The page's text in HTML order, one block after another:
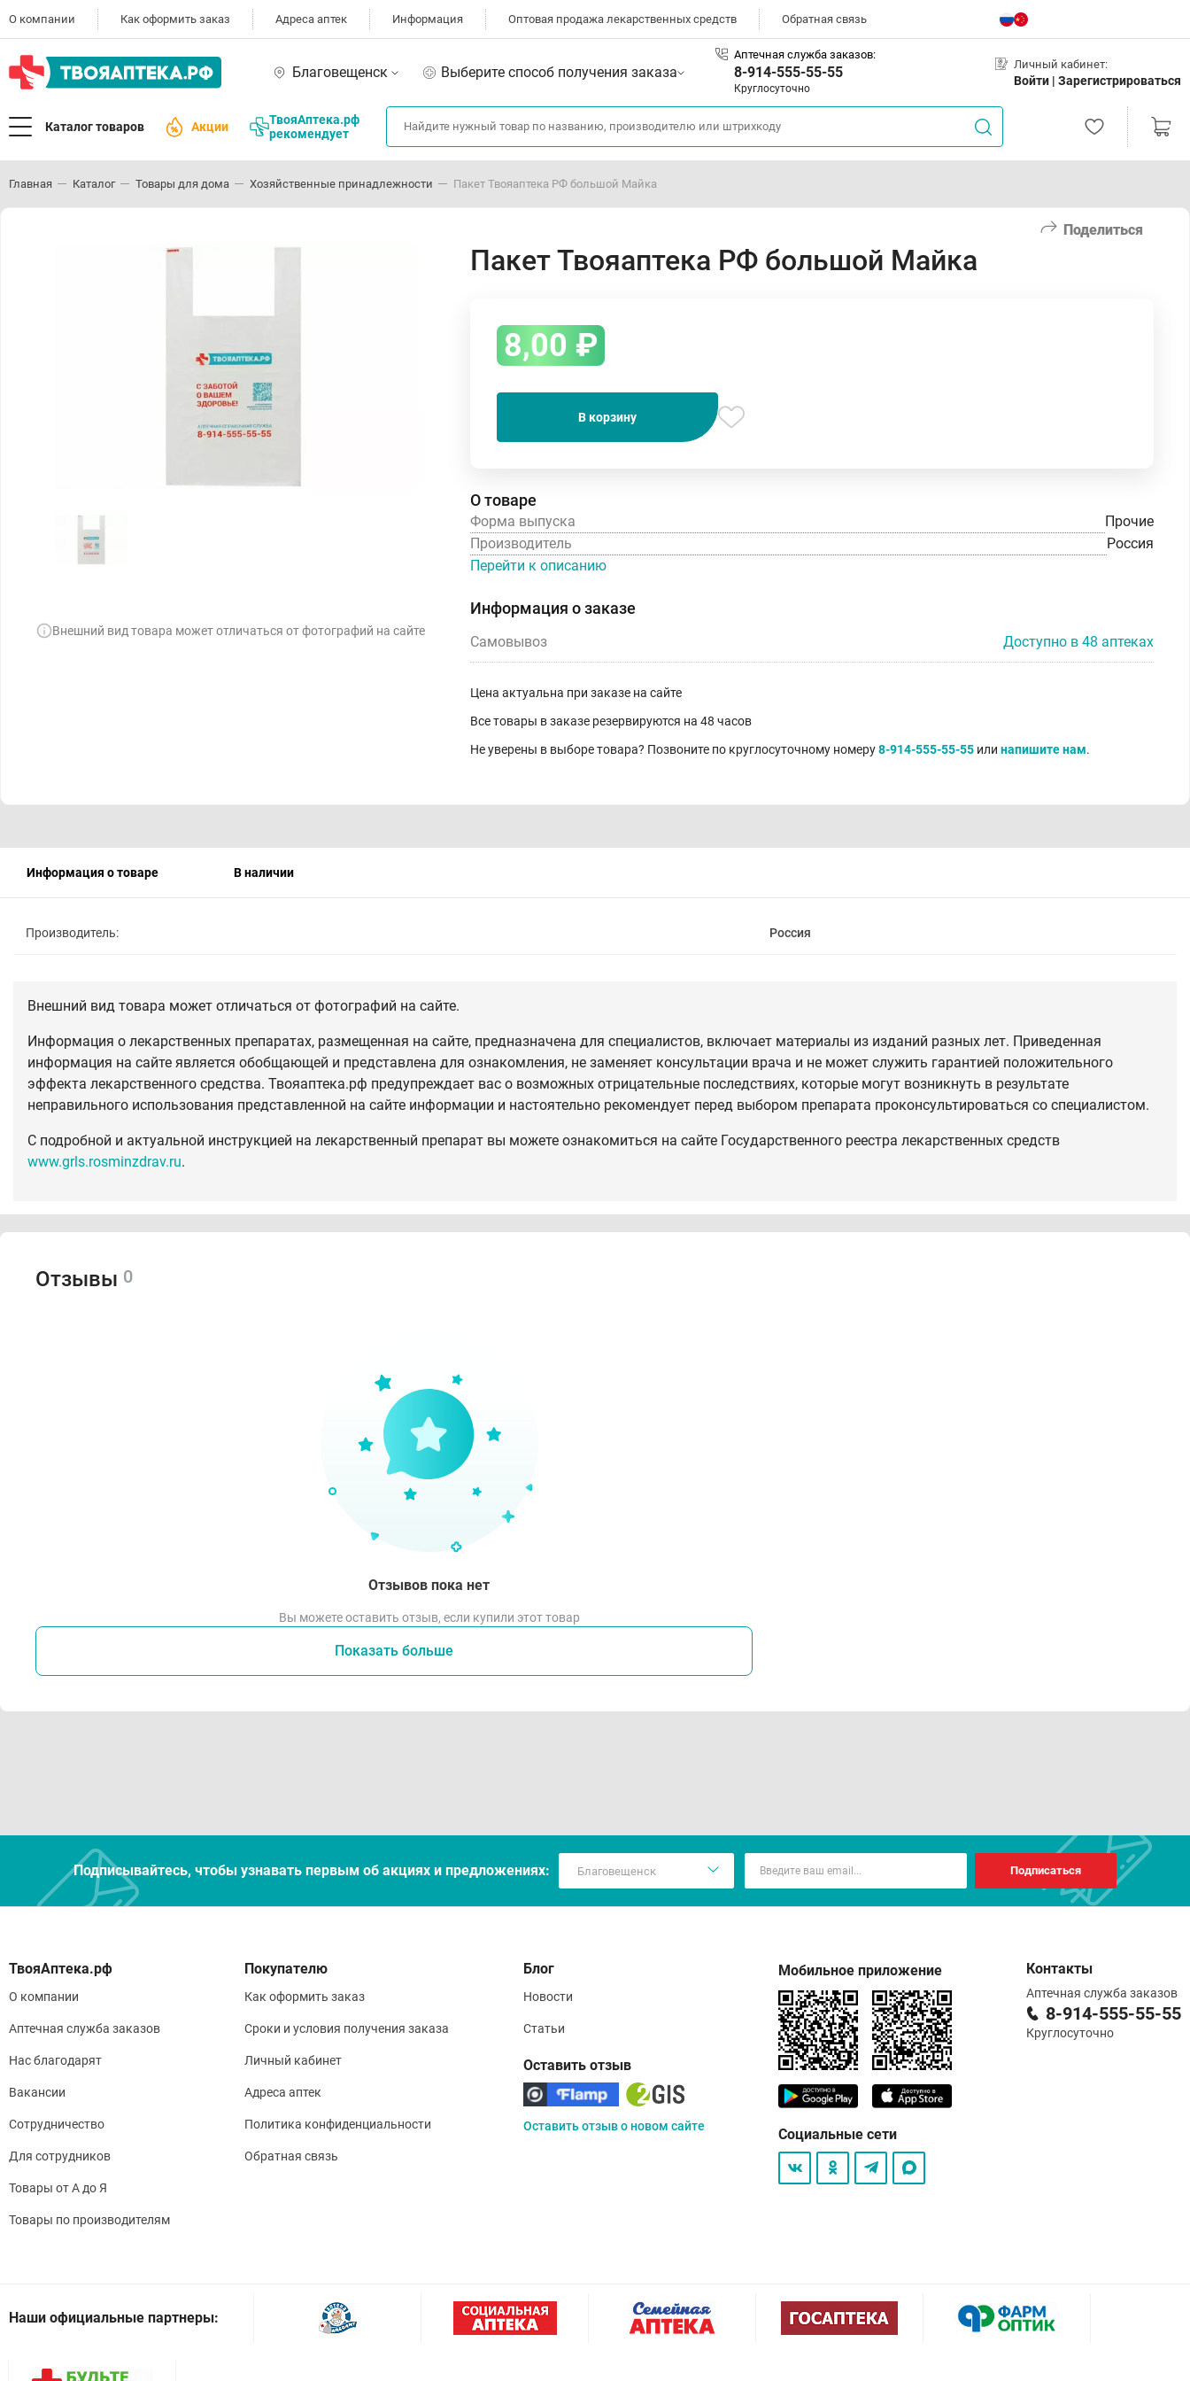
О компании Как оформить заказ Адреса аптек Информация Оптовая продажа лекарственных средств Обратная связь
Благовещенск Выберите способ получения заказа
Аптечная служба заказов:
8-914-555-55-55
Круглосуточно
Личный кабинет:
Войти | Зарегистрироваться
Каталог товаров Акции
ТвояАптека.рф
рекомендует
Главная Каталог Товары для дома Хозяйственные принадлежности Пакет Твояаптека РФ большой Майка
Поделиться
Внешний вид товара может отличаться от фотографий на сайте
Пакет Твояаптека РФ большой Майка
8,00 ₽
В корзину
О товаре
Форма выпуска
Прочие
Производитель
Россия
Перейти к описанию
Информация о заказе
Самовывоз Доступно в 48 аптеках
Цена актуальна при заказе на сайте
Все товары в заказе резервируются на 48 часов
Не уверены в выборе товара? Позвоните по круглосуточному номеру8-914-555-55-55 или напишите нам.
Информация о товаре В наличии
Производитель: Россия
Внешний вид товара может отличаться от фотографий на сайте.
Информация о лекарственных препаратах, размещенная на сайте, предназначена для специалистов, включает материалы из изданий разных лет. Приведенная
информация на сайте является обобщающей и представлена для ознакомления, не заменяет консультации врача и не может служить гарантией положительного
эффекта лекарственного средства. Твояаптека.рф предупреждает вас о возможных отрицательные последствиях, которые могут возникнуть в результате
неправильного использования представленной на сайте информации и настоятельно рекомендует перед выбором препарата проконсультироваться со специалистом.
С подробной и актуальной инструкцией на лекарственный препарат вы можете ознакомиться на сайте Государственного реестра лекарственных средств
www.grls.rosminzdrav.ru.
Отзывы 0
Отзывов пока нет
Вы можете оставить отзыв, если купили этот товар
Показать больше
Подписывайтесь, чтобы узнавать первым об акцияx и предложениях: Подписаться
О компании
Аптечная служба заказов
Нас благодарят
Вакансии
Сотрудничество
Для сотрудников
Товары от А до Я
Товары по производителям
Покупателю
Как оформить заказ
Сроки и условия получения заказа
Личный кабинет
Адреса аптек
Политика конфиденциальности
Обратная связь
Блог
Новости
Статьи
Оставить отзыв
Оставить отзыв о новом сайте
Мобильное приложение
Социальные сети
Контакты
Аптечная служба заказов
8-914-555-55-55
Круглосуточно
Наши официальные партнеры: